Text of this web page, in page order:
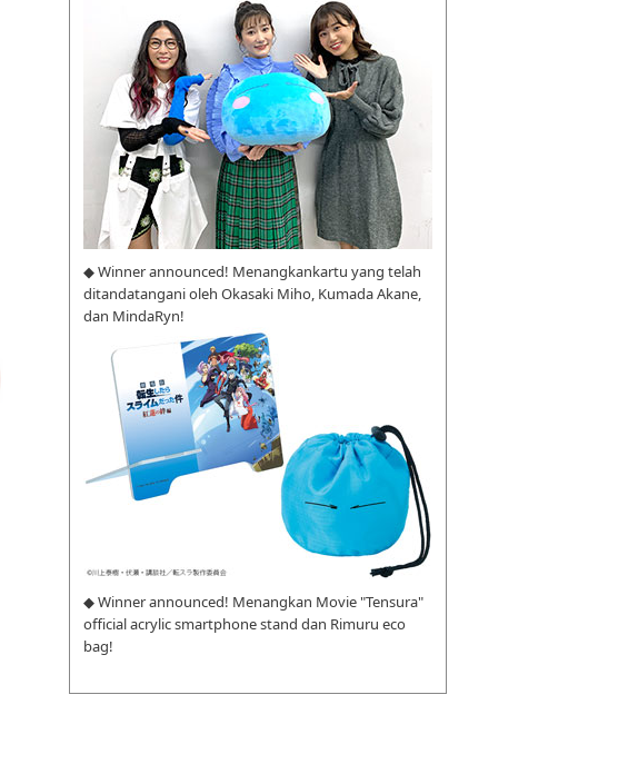
◆ Winner announced! Menangkankartu yang telah
ditandatangani oleh Okasaki Miho, Kumada Akane,
dan MindaRyn!
◆ Winner announced! Menangkan Movie "Tensura"
official acrylic smartphone stand dan Rimuru eco
bag!